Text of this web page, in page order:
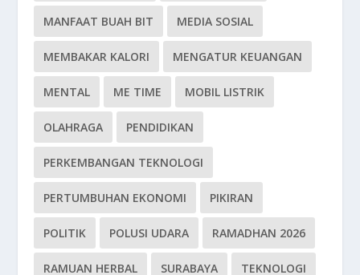
MANFAAT BUAH BIT MEDIA SOSIAL
MEMBAKAR KALORI MENGATUR KEUANGAN
MENTAL ME TIME MOBIL LISTRIK
OLAHRAGA PENDIDIKAN
PERKEMBANGAN TEKNOLOGI
PERTUMBUHAN EKONOMI PIKIRAN
POLITIK POLUSI UDARA RAMADHAN 2026
RAMUAN HERBAL SURABAYA TEKNOLOGI